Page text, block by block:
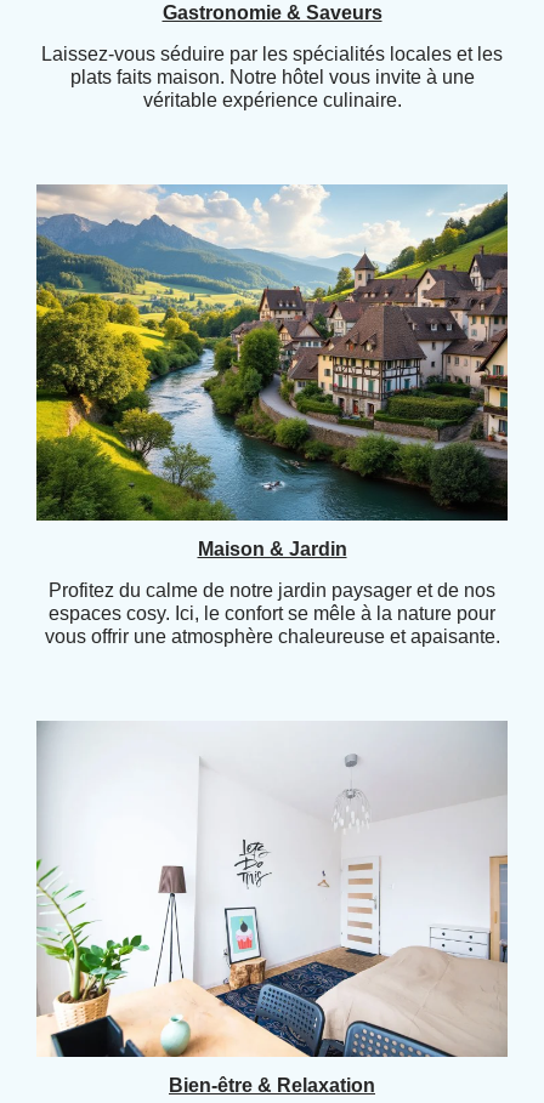
Gastronomie & Saveurs
Laissez-vous séduire par les spécialités locales et les
plats faits maison. Notre hôtel vous invite à une
véritable expérience culinaire.
Maison & Jardin
Profitez du calme de notre jardin paysager et de nos
espaces cosy. Ici, le confort se mêle à la nature pour
vous offrir une atmosphère chaleureuse et apaisante.
Bien-être & Relaxation